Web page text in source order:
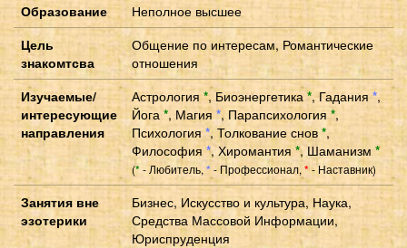
Образование
Неполное высшее
Цель
знакомтсва
Общение по интересам, Романтические
отношения
Изучаемые/
интересующие
направления
Астрология*,Биоэнергетика*,Гадания *,
Йога *, Магия*, Парапсихология *,
Психология *,Толкование снов *,
Философия*,Хиромантия *,Шаманизм *
(*- Любитель,* - Профессионал, *- Наставник)
Занятия вне
эзотерики
Бизнес, Искусство и культура, Наука,
Средства Массовой Информации,
Юриспруденция